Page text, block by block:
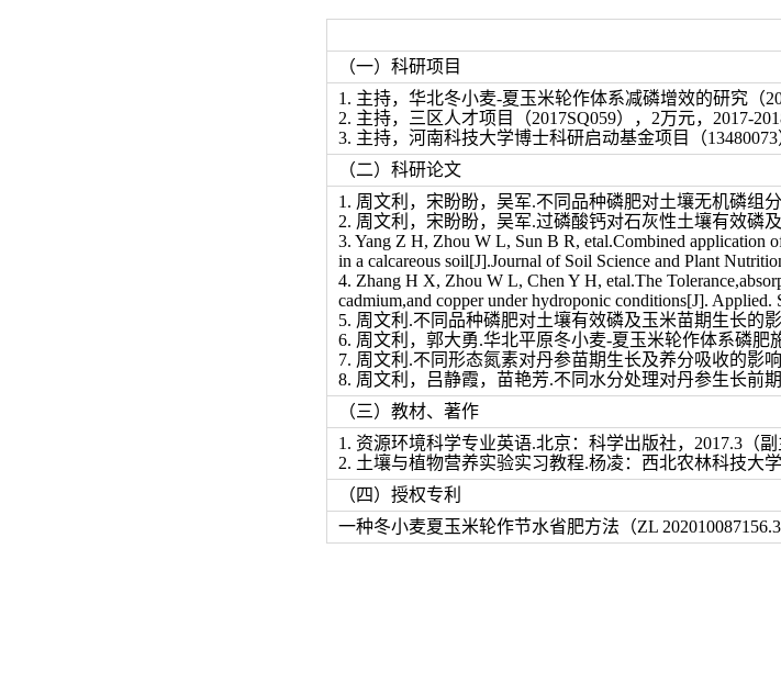
（一）科研项目
1. 主持，华北冬小麦-夏玉米轮作体系减磷增效的研究（
2. 主持，三区人才项目（2017SQ059），2万元，2017-
3. 主持，河南科技大学博士科研启动基金项目（
（二）科研论文
1. 周文利，宋盼盼，吴军.不同品种磷肥对土壤无机磷组
2. 周文利，宋盼盼，吴军.过磷酸钙对石灰性土壤有效磷
3. Yang Z H, Zhou W L, Sun B R, etal.Combined application
in a calcareous soil[J].Journal of Soil Science and Plant
4. Zhang H X, Zhou W L, Chen Y H, etal.The
cadmium,and copper under hydroponic conditions[J]. Applied.
5. 周文利.不同品种磷肥对土壤有效磷及玉米苗期生长的
6. 周文利，郭大勇.华北平原冬小麦-夏玉米轮作体系磷肥
7. 周文利.不同形态氮素对丹参苗期生长及养分吸收的影
8. 周文利，吕静霞，苗艳芳.不同水分处理对丹参生长前
（三）教材、著作
1. 资源环境科学专业英语.北京：科学出版社，2017.3（副
2. 土壤与植物营养实验实习教程.杨凌：西北农林科技大学
（四）授权专利
一种冬小麦夏玉米轮作节水省肥方法（ZL